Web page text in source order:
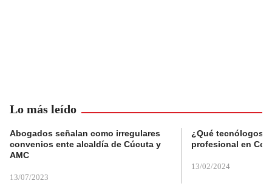
Lo más leído
Abogados señalan como irregulares
convenios ente alcaldía de Cúcuta y
AMC
13/07/2023
¿Qué tecnólogos
profesional en
13/02/2024